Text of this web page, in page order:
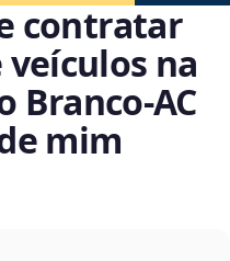
contratar
na
Branco‑AC
mim